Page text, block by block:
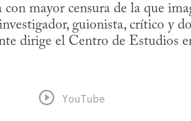
mayor censura de la que
guionista, crítico y
dirige el Centro de Estudios
YouTube